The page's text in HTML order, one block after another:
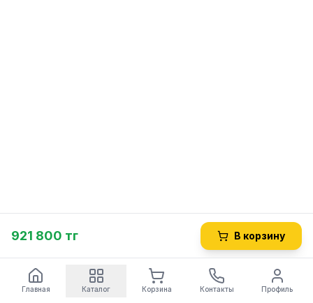
921 800 тг В корзину
Главная Каталог Корзина Контакты Профиль